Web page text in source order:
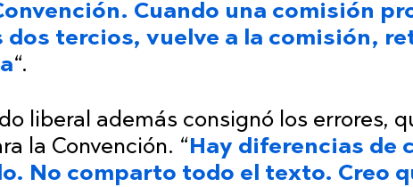
Cuando una comisión
dos tercios, vuelve a la comisión,
“.
liberal además consignó los errores,
la Convención. “Hay diferencias de
No comparto todo el texto. Creo